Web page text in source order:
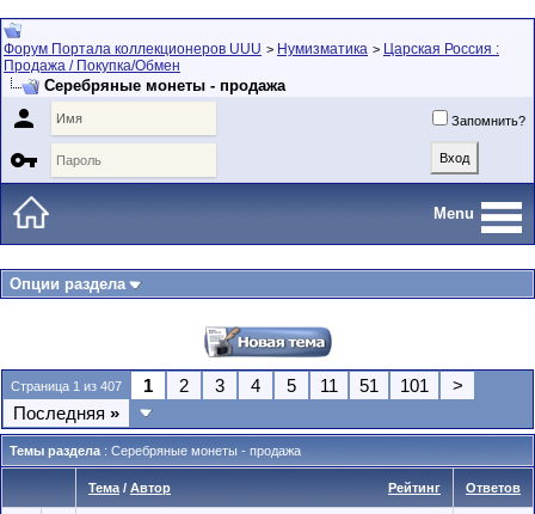
Форум Портала коллекционеров UUU > Нумизматика > Царская Россия :
Продажа / Покупка/Обмен
Серебряные монеты - продажа
 Запомнить?

Menu
Опции раздела
Страница 1 из 407 1 2 3 4 5 11 51 101
>
Последняя »
Темы раздела : Серебряные монеты - продажа
Рейтинг
Тема / Автор Ответов